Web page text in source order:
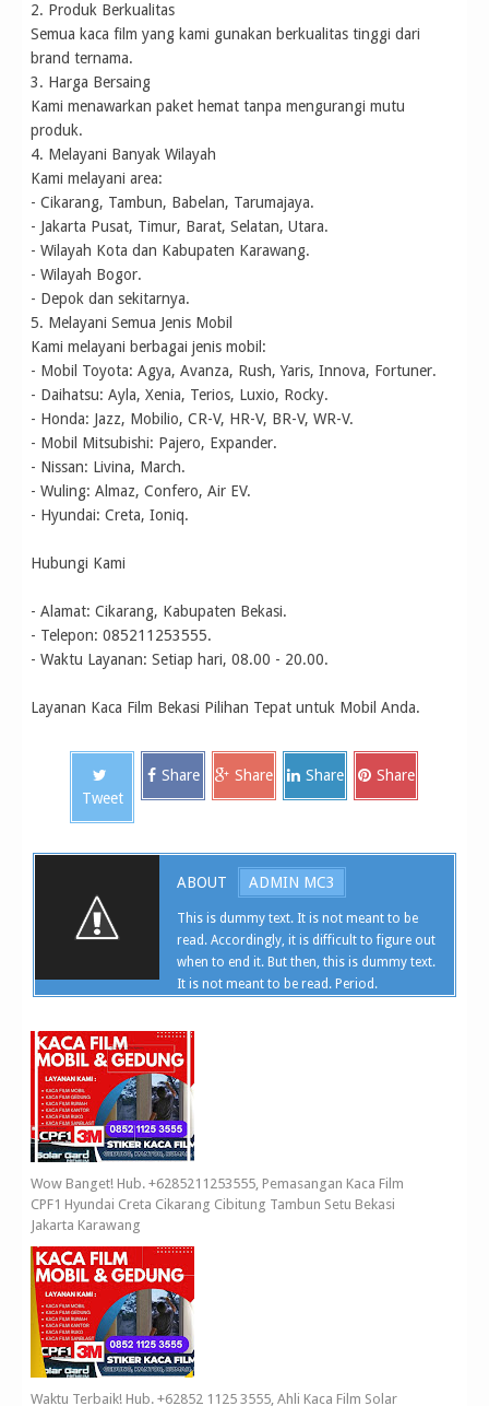
2. Produk Berkualitas
Semua kaca film yang kami gunakan berkualitas tinggi dari
brand ternama.
3. Harga Bersaing
Kami menawarkan paket hemat tanpa mengurangi mutu
produk.
4. Melayani Banyak Wilayah
Kami melayani area:
- Cikarang, Tambun, Babelan, Tarumajaya.
- Jakarta Pusat, Timur, Barat, Selatan, Utara.
- Wilayah Kota dan Kabupaten Karawang.
- Wilayah Bogor.
- Depok dan sekitarnya.
5. Melayani Semua Jenis Mobil
Kami melayani berbagai jenis mobil:
- Mobil Toyota: Agya, Avanza, Rush, Yaris, Innova, Fortuner.
- Daihatsu: Ayla, Xenia, Terios, Luxio, Rocky.
- Honda: Jazz, Mobilio, CR-V, HR-V, BR-V, WR-V.
- Mobil Mitsubishi: Pajero, Expander.
- Nissan: Livina, March.
- Wuling: Almaz, Confero, Air EV.
- Hyundai: Creta, Ioniq.
Hubungi Kami
- Alamat: Cikarang, Kabupaten Bekasi.
- Telepon: 085211253555.
- Waktu Layanan: Setiap hari, 08.00 - 20.00.
Layanan Kaca Film Bekasi Pilihan Tepat untuk Mobil Anda.
Tweet
Share Share Share Share
ABOUT ADMIN MC3
This is dummy text. It is not meant to be
read. Accordingly, it is difficult to figure out
when to end it. But then, this is dummy text.
It is not meant to be read. Period.
Wow Banget! Hub. +6285211253555, Pemasangan Kaca Film
CPF1 Hyundai Creta Cikarang Cibitung Tambun Setu Bekasi
Jakarta Karawang
Waktu Terbaik! Hub. +62852 1125 3555, Ahli Kaca Film Solar